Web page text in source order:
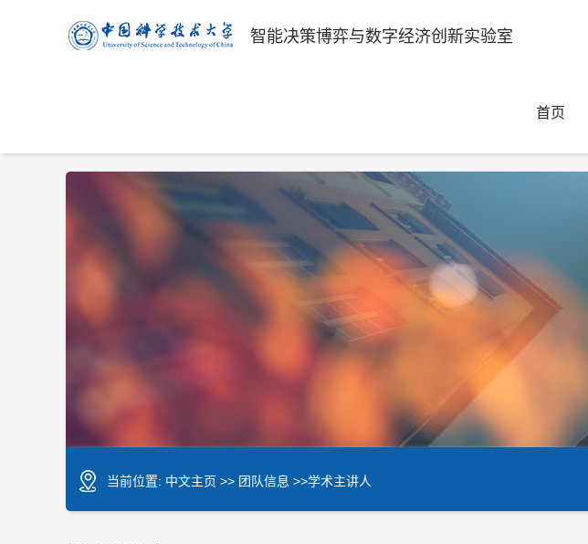
智能决策博弈与数字经济创新实验室
首页
当前位置: 中文主页 >> 团队信息 >>学术主讲人